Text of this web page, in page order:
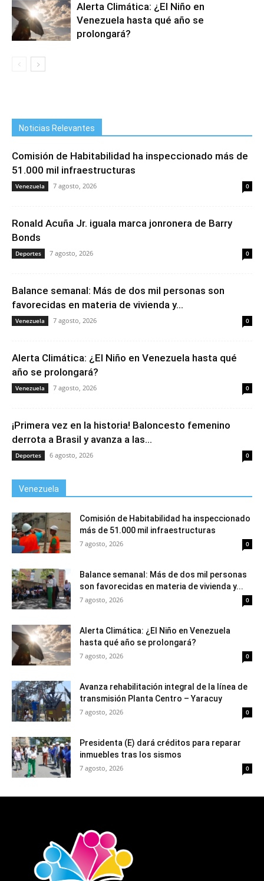
Alerta Climática: ¿El Niño en
Venezuela hasta qué año se
prolongará?
Noticias Relevantes
Comisión de Habitabilidad ha inspeccionado más de
51.000 mil infraestructuras
Venezuela 7 agosto, 2026 0
Ronald Acuña Jr. iguala marca jonronera de Barry
Bonds
Deportes 7 agosto, 2026 0
Balance semanal: Más de dos mil personas son
favorecidas en materia de vivienda y...
Venezuela 7 agosto, 2026 0
Alerta Climática: ¿El Niño en Venezuela hasta qué
año se prolongará?
Venezuela 7 agosto, 2026 0
¡Primera vez en la historia! Baloncesto femenino
derrota a Brasil y avanza a las...
Deportes 6 agosto, 2026 0
Venezuela
Comisión de Habitabilidad ha inspeccionado
más de 51.000 mil infraestructuras
7 agosto, 2026 0
Balance semanal: Más de dos mil personas
son favorecidas en materia de vivienda y...
7 agosto, 2026 0
Alerta Climática: ¿El Niño en Venezuela
hasta qué año se prolongará?
7 agosto, 2026 0
Avanza rehabilitación integral de la línea de
transmisión Planta Centro – Yaracuy
7 agosto, 2026 0
Presidenta (E) dará créditos para reparar
inmuebles tras los sismos
7 agosto, 2026 0